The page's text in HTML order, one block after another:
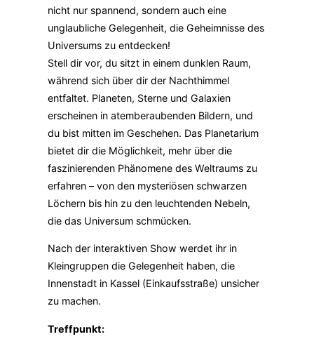
nicht nur spannend, sondern auch eine
unglaubliche Gelegenheit, die Geheimnisse des
Universums zu entdecken!
Stell dir vor, du sitzt in einem dunklen Raum,
während sich über dir der Nachthimmel
entfaltet. Planeten, Sterne und Galaxien
erscheinen in atemberaubenden Bildern, und
du bist mitten im Geschehen. Das Planetarium
bietet dir die Möglichkeit, mehr über die
faszinierenden Phänomene des Weltraums zu
erfahren – von den mysteriösen schwarzen
Löchern bis hin zu den leuchtenden Nebeln,
die das Universum schmücken.
Nach der interaktiven Show werdet ihr in
Kleingruppen die Gelegenheit haben, die
Innenstadt in Kassel (Einkaufsstraße) unsicher
zu machen.
Treffpunkt: